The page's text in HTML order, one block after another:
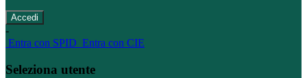
-
Entra con SPID Entra con CIE
Seleziona utente